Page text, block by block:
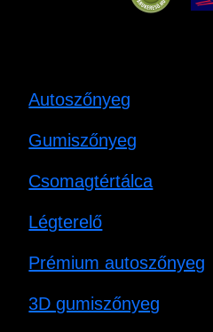
Autoszőnyeg
Gumiszőnyeg
Csomagtértálca
Légterelő
Prémium autoszőnyeg
3D gumiszőnyeg